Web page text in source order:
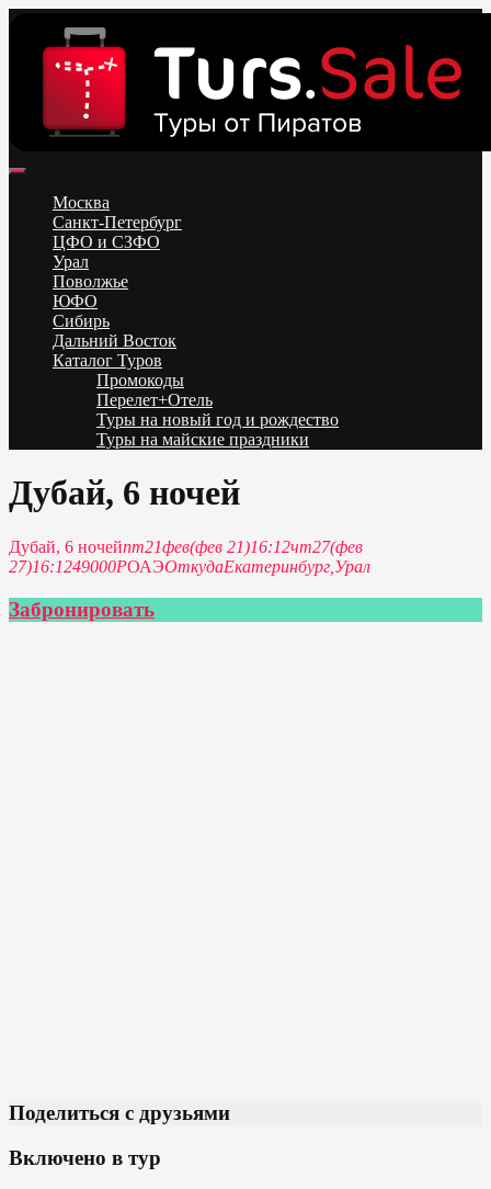
content
Низкие цены на путевки 3-7-10 ночей все включено, отдых на
море. Распродажа экскурсионных и горнолыжных туров.
Обновление каждый день. Официальный сайт Тур Сейл
Москва
Санкт-Петербург
ЦФО и СЗФО
Урал
Поволжье
ЮФО
Сибирь
Дальний Восток
Каталог Туров
Промокоды
Перелет+Отель
Туры на новый год и рождество
Туры на майские праздники
Telegram
Дубай, 6 ночей
Дубай, 6 ночейпт21фев(фев 21)16:12чт27(фев
27)16:1249000РОАЭОткудаЕкатеринбург, Урал
Забронировать
Поделиться с друзьями
Включено в тур